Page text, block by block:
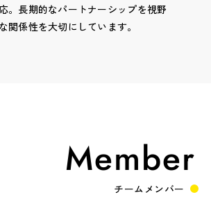
。長期的なパートナーシップを視野
関係性を大切にしています。
Member
チームメンバー